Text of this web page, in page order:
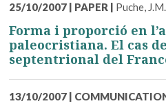
25/10/2007 | PAPER | Puche,
Forma i proporció en
paleocristiana. El cas
septentrional del
13/10/2007 |